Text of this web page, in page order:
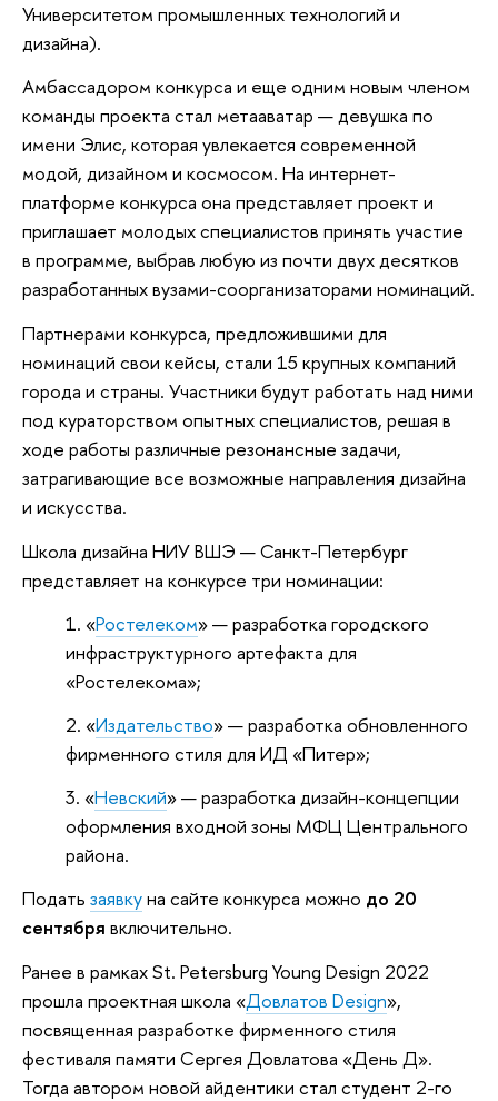
Университетом промышленных технологий и
дизайна).
Амбассадором конкурса и еще одним новым членом
команды проекта стал метааватар — девушка по
имени Элис, которая увлекается современной
модой, дизайном и космосом. На интернет-
платформе конкурса она представляет проект и
приглашает молодых специалистов принять участие
в программе, выбрав любую из почти двух десятков
разработанных вузами-соорганизаторами номинаций.
Партнерами конкурса, предложившими для
номинаций свои кейсы, стали 15 крупных компаний
города и страны. Участники будут работать над ними
под кураторством опытных специалистов, решая в
ходе работы различные резонансные задачи,
затрагивающие все возможные направления дизайна
и искусства.
Школа дизайна НИУ ВШЭ — Санкт-Петербург
представляет на конкурсе три номинации:
«Ростелеком» — разработка городского
инфраструктурного артефакта для
«Ростелекома»;
«Издательство» — разработка обновленного
фирменного стиля для ИД «Питер»;
«Невский» — разработка дизайн-концепции
оформления входной зоны МФЦ Центрального
района.
Подать заявкуна сайте конкурса можно до 20
сентября включительно.
Ранее в рамках St. Petersburg Young Design 2022
прошла проектная школа «Довлатов Design»,
посвященная разработке фирменного стиля
фестиваля памяти Сергея Довлатова «День Д».
Тогда автором новой айдентики стал студент 2-го